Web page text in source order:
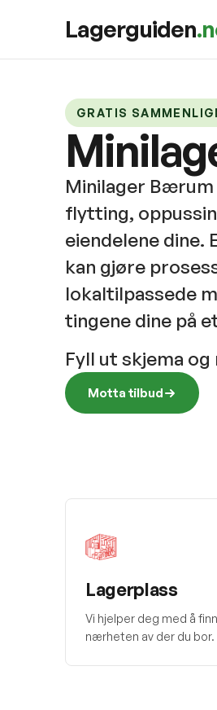
Lagerguiden
GRATIS
Minilager
flytting,
eiendelene
kan gjøre
lokaltilpassede
tingene dine på
Fyll ut skjema
Motta tilbud
Lagerplass
Vi hjelper deg med å
nærheten av der du bor.